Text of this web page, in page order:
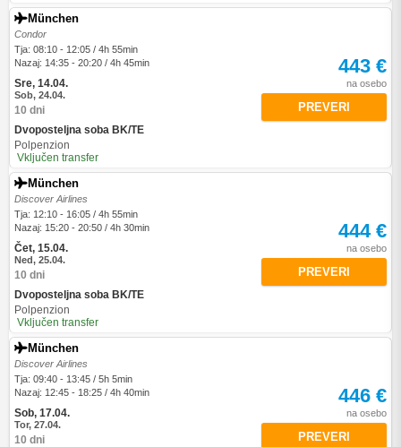
München
Condor
Tja: 08:10 - 12:05 / 4h 55min
Nazaj: 14:35 - 20:20 / 4h 45min
Sre, 14.04.
Sob, 24.04.
10 dni
Dvoposteljna soba BK/TE
Polpenzion
Vključen transfer
443 €
na osebo
PREVERI
München
Discover Airlines
Tja: 12:10 - 16:05 / 4h 55min
Nazaj: 15:20 - 20:50 / 4h 30min
Čet, 15.04.
Ned, 25.04.
10 dni
Dvoposteljna soba BK/TE
Polpenzion
Vključen transfer
444 €
na osebo
PREVERI
München
Discover Airlines
Tja: 09:40 - 13:45 / 5h 5min
Nazaj: 12:45 - 18:25 / 4h 40min
Sob, 17.04.
Tor, 27.04.
10 dni
446 €
na osebo
PREVERI